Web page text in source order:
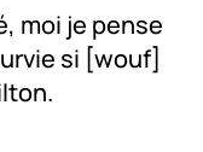
moi je pense
si [wouf]